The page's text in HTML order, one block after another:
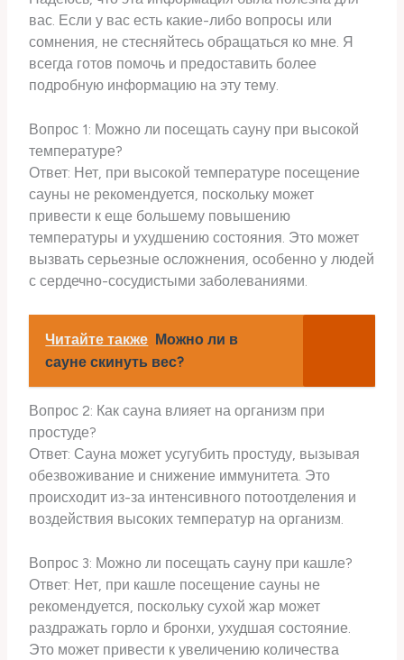
вас. Если у вас есть какие-либо вопросы или
сомнения, не стесняйтесь обращаться ко мне. Я
всегда готов помочь и предоставить более
подробную информацию на эту тему.
Вопрос 1: Можно ли посещать сауну при высокой
температуре?
Ответ: Нет, при высокой температуре посещение
сауны не рекомендуется, поскольку может
привести к еще большему повышению
температуры и ухудшению состояния. Это может
вызвать серьезные осложнения, особенно у людей
с сердечно-сосудистыми заболеваниями.
Читайте также Можно ли в
сауне скинуть вес?
Вопрос 2: Как сауна влияет на организм при
простуде?
Ответ: Сауна может усугубить простуду, вызывая
обезвоживание и снижение иммунитета. Это
происходит из-за интенсивного потоотделения и
воздействия высоких температур на организм.
Вопрос 3: Можно ли посещать сауну при кашле?
Ответ: Нет, при кашле посещение сауны не
рекомендуется, поскольку сухой жар может
раздражать горло и бронхи, ухудшая состояние.
Это может привести к увеличению количества